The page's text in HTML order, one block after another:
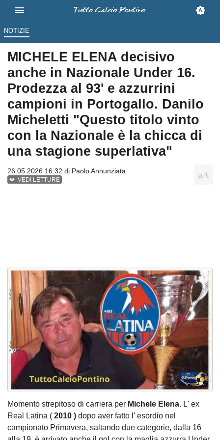
NOTIZIE
MICHELE ELENA decisivo
anche in Nazionale Under 16.
Prodezza al 93' e azzurrini
campioni in Portogallo. Danilo
Micheletti "Questo titolo vinto
con la Nazionale è la chicca di
una stagione superlativa"
26.05.2026 16:32 di Paolo Annunziata
VEDI LETTURE
Momento strepitoso di carriera per Michele Elena. L' ex
Real Latina ( 2010 ) dopo aver fatto l' esordio nel
campionato Primavera, saltando due categorie, dalla 16